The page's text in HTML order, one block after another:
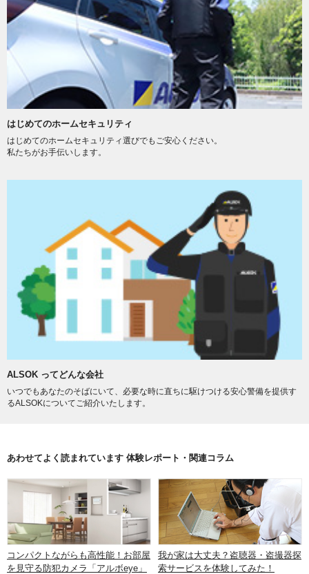
はじめてのホームセキュリティ
はじめてのホームセキュリティ選びでもご安心ください。
私たちがお手伝いします。
ALSOK ってどんな会社
いつでもあなたのそばにいて、必要な時に直ちに駆けつける安心警備を提供す
るALSOKについてご紹介いたします。
あわせてよく読まれています 体験レポート・関連コラム
コンパクトながらも高性能！お部屋
を見守る防犯カメラ「アルボeye」
我が家は大丈夫？盗聴器・盗撮器探
索サービスを体験してみた！